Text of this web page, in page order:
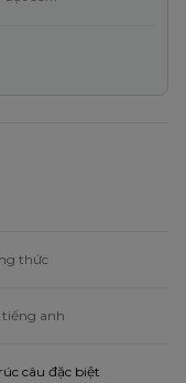
thức
anh
câu đặc biệt